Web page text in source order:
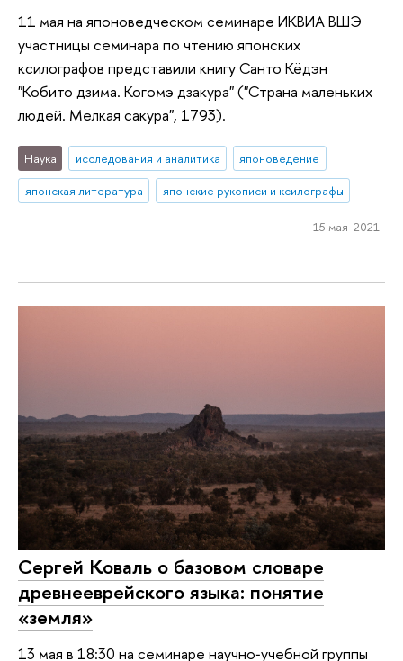
11 мая на японоведческом семинаре ИКВИА ВШЭ
участницы семинара по чтению японских
ксилографов представили книгу Санто Кёдэн
"Кобито дзима. Когомэ дзакура" ("Страна маленьких
людей. Мелкая сакура", 1793).
Наука исследования и аналитика
японоведение
японская литература
японские рукописи и ксилографы
15 мая 2021
Сергей Коваль о базовом словаре
древнееврейского языка: понятие
«земля»
13 мая в 18:30 на семинаре научно‑учебной группы